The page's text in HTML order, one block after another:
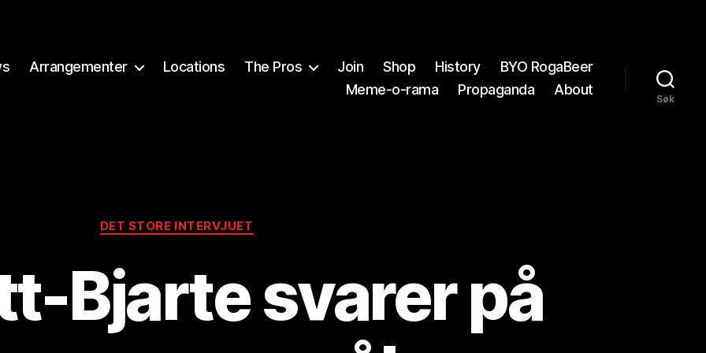
Arrangementer Locations The Pros Join Shop History
BYO RogaBeer
Meme-o-rama
Propaganda About
Søk
Kategorier
DET STORE INTERVJUET
Bjarte svarer på
A